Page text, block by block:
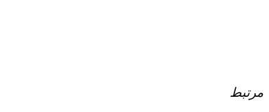
مرتبط